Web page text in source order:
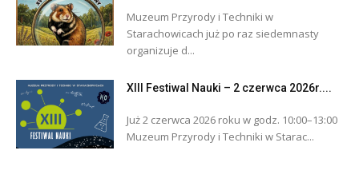
Muzeum Przyrody i Techniki w
Starachowicach już po raz siedemnasty
organizuje d...
XIII Festiwal Nauki – 2 czerwca 2026r....
Już 2 czerwca 2026 roku w godz. 10:00–13:00
Muzeum Przyrody i Techniki w Starac...